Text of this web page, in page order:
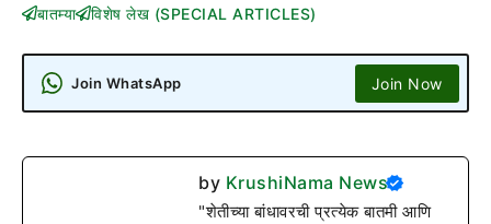
बातम्या विशेष लेख (SPECIAL ARTICLES)
Join WhatsApp Join Now
by KrushiNama News
"शेतीच्या बांधावरची प्रत्येक बातमी आणि